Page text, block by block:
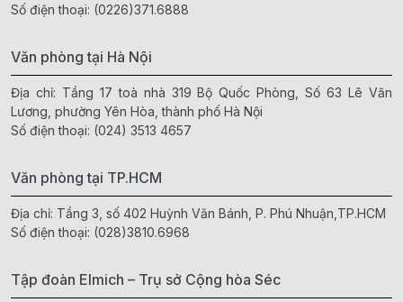
Số điện thoại: (0226)371.6888
Văn phòng tại Hà Nội
Địa chỉ: Tầng 17 toà nhà 319 Bộ Quốc Phòng, Số 63 Lê Văn
Lương, phường Yên Hòa, thành phố Hà Nội
Số điện thoại: (024) 3513 4657
Văn phòng tại TP.HCM
Địa chỉ: Tầng 3, số 402 Huỳnh Văn Bánh, P. Phú Nhuận,TP.HCM
Số điện thoại: (028)3810.6968
Tập đoàn Elmich – Trụ sở Cộng hòa Séc